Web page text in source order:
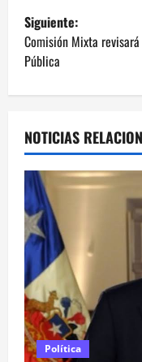
v
e
c
i
ó
n
d
e
e
Siguiente:
Comisión Mixta
Pública
NOTICIAS
Política